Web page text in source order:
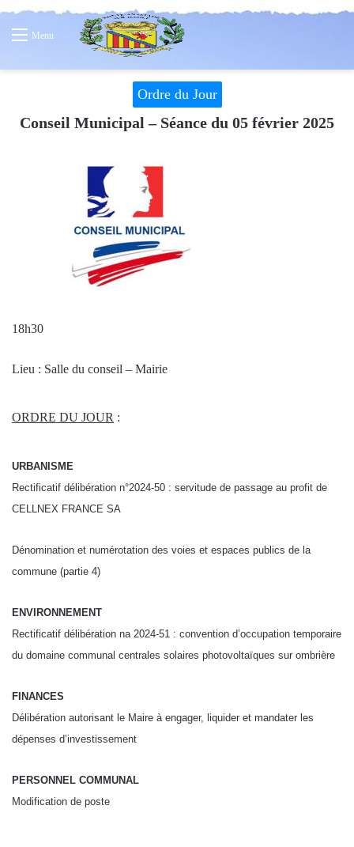
Menu
Ordre du Jour
Conseil Municipal – Séance du 05 février 2025
18h30
Lieu : Salle du conseil – Mairie
ORDRE DU JOUR :
URBANISME
Rectificatif délibération n°2024-50 : servitude de passage au profit de
CELLNEX FRANCE SA
Dénomination et numérotation des voies et espaces publics de la
commune (partie 4)
ENVIRONNEMENT
Rectificatif délibération na 2024-51 : convention d’occupation temporaire
du domaine communal centrales solaires photovoltaïques sur ombrière
FINANCES
Délibération autorisant le Maire à engager, liquider et mandater les
dépenses d’investissement
PERSONNEL COMMUNAL
Modification de poste